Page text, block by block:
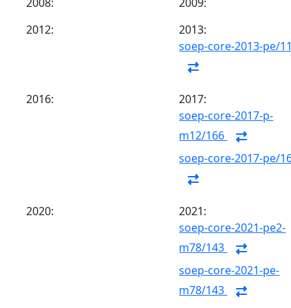
2012:
2013:
soep-core-2013-pe/
2016:
2017:
soep-core-2017-p-
m12/166
soep-core-2017-pe/
2020:
2021:
soep-core-2021-pe2-
m78/143
soep-core-2021-pe-
m78/143